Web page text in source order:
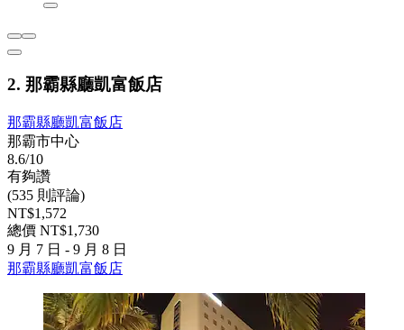
2. 那霸縣廳凱富飯店
那霸縣廳凱富飯店
那霸市中心
8.6/10
有夠讚
(535 則評論)
NT$1,572
總價 NT$1,730
9 月 7 日 - 9 月 8 日
那霸縣廳凱富飯店